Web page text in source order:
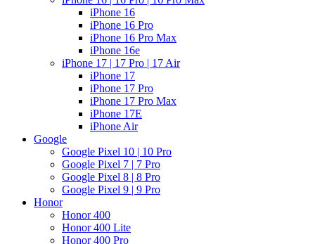
iPhone 16
iPhone 16 Pro
iPhone 16 Pro Max
iPhone 16e
iPhone 17 | 17 Pro | 17 Air
iPhone 17
iPhone 17 Pro
iPhone 17 Pro Max
iPhone 17E
iPhone Air
Google
Google Pixel 10 | 10 Pro
Google Pixel 7 | 7 Pro
Google Pixel 8 | 8 Pro
Google Pixel 9 | 9 Pro
Honor
Honor 400
Honor 400 Lite
Honor 400 Pro